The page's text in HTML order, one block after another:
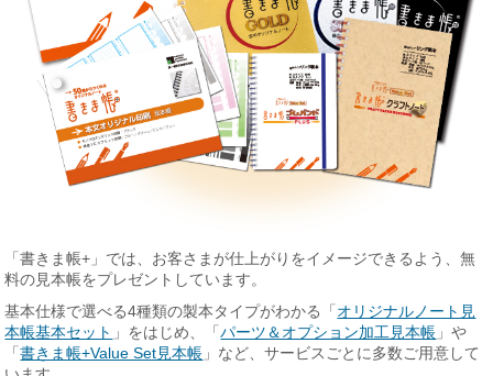
「書きま帳+」では、お客さまが仕上がりをイメージできるよう、無
料の見本帳をプレゼントしています。
基本仕様で選べる4種類の製本タイプがわかる「 オリジナルノート見
本帳基本セット 」をはじめ、「パーツ＆オプション加工見本帳 」や
「書きま帳+Value Set見本帳 」など、サービスごとに多数ご用意して